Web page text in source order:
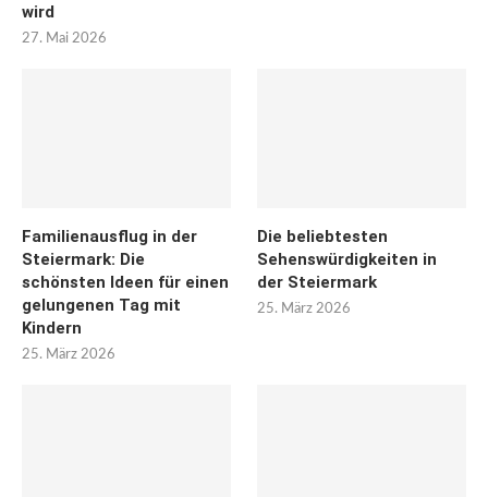
wird
27. Mai 2026
Familienausflug in der
Steiermark: Die
schönsten Ideen für einen
gelungenen Tag mit
Kindern
25. März 2026
Die beliebtesten
Sehenswürdigkeiten in
der Steiermark
25. März 2026